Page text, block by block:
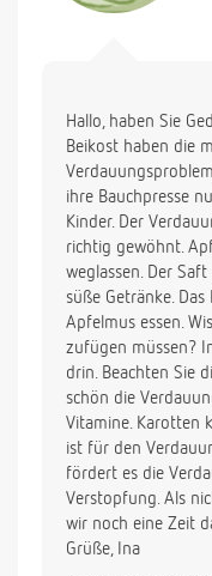
Hallo, haben Sie
Beikost haben die
ihre Bauchpresse
Kinder. Der
richtig gewöhnt.
weglassen. Der
süße Getränke.
Apfelmus essen.
zufügen müssen?
drin. Beachten Sie
schön die
Vitamine. Karotten
ist für den
fördert es die
Verstopfung. Als
wir noch eine Zeit
Grüße, Ina